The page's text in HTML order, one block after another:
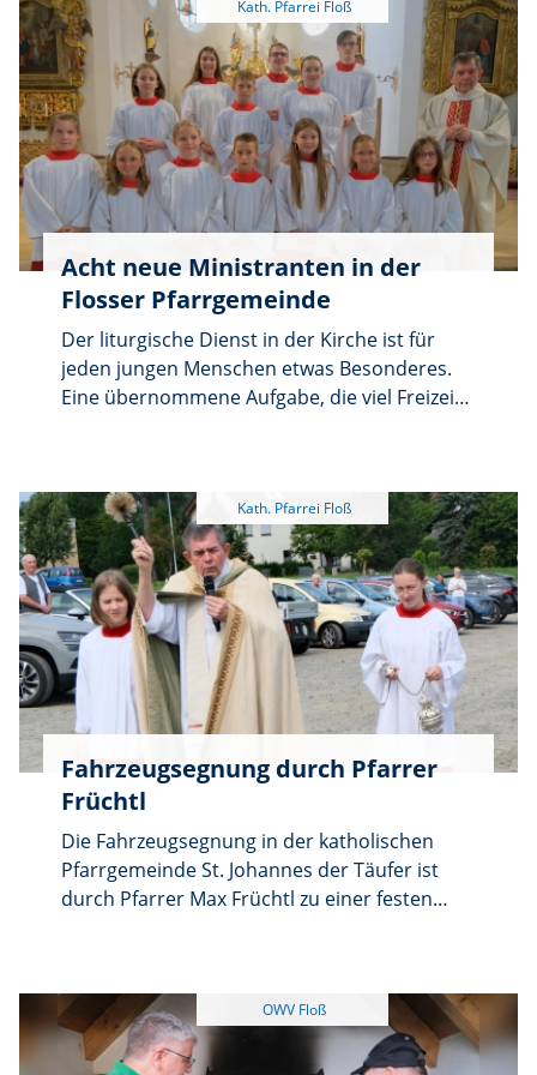
die Teilnehmer die beeindruckende Aussicht.
Acht neue Ministranten in der
Flosser Pfarrgemeinde
Der liturgische Dienst in der Kirche ist für
jeden jungen Menschen etwas Besonderes.
Eine übernommene Aufgabe, die viel Freizeit
Fahrzeugsegnung durch Pfarrer
Früchtl
Die Fahrzeugsegnung in der katholischen
Pfarrgemeinde St. Johannes der Täufer ist
durch Pfarrer Max Früchtl zu einer festen
Europa abgestellten Fahrzeugen und
Motorrädern mit Weihwasser, Weihrauch